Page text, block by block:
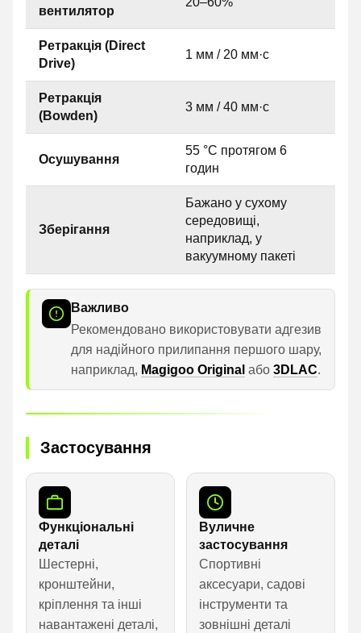
вентилятор
Ретракція (Direct
Drive)
1 мм / 20 мм·с
Ретракція
(Bowden)
3 мм / 40 мм·с
Осушування
55 °C протягом 6
годин
Зберігання
Бажано у сухому
середовищі,
наприклад, у
вакуумному пакеті
Важливо
Рекомендовано використовувати адгезив
для надійного прилипання першого шару,
наприклад, Magigoo Original або 3DLAC.
Застосування
Функціональні
деталі
Шестерні,
кронштейни,
кріплення та інші
навантажені деталі,
Вуличне
застосування
Спортивні
аксесуари, садові
інструменти та
зовнішні деталі